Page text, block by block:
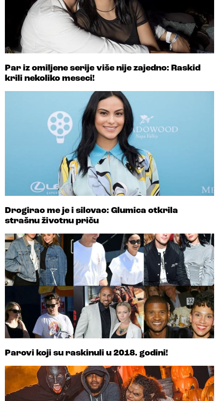
Par iz omiljene serije više nije zajedno: Raskid
krili nekoliko meseci!
Drogirao me je i silovao: Glumica otkrila
strašnu životnu priču
Parovi koji su raskinuli u 2018. godini!